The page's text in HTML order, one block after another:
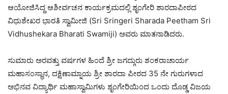
ಆಯೋಜಿಸಿದ್ದ ಆಶೀರ್ವಚನ ಕಾರ್ಯಕ್ರಮದಲ್ಲಿ ಶೃಂಗೇರಿ ಶಾರದಾಪೀಠದ
ವಿಧುಶೇಖರ ಭಾರತಿ ಸ್ವಾಮೀಜಿ (Sri Sringeri Sharada Peetham Sri
Vidhushekara Bharati Swamiji) ಅವರು ಮಾತನಾಡಿದರು.
ಸುಮಾರು ಅರವತ್ತು ವರ್ಷಗಳ ಹಿಂದೆ ಶ್ರೀ ಜಗದ್ಗುರು ಶಂಕರಾಚಾರ್ಯ
ಮಹಾಸಂಸ್ಥಾನ, ದಕ್ಷಿಣಾಮ್ನಾಯ ಶ್ರೀ ಶಾರದಾ ಪೀಠದ 35 ನೇ ಗುರುಗಳಾದ
ಅಭಿನವ ವಿದ್ಯಾರ್ಥಿ ಮಹಾಸ್ವಾಮಿಗಳು ಶೃಂಗೇರಿಯಿಂದ ಒಂದು ದೊಡ್ಡ ವಿಜಯ